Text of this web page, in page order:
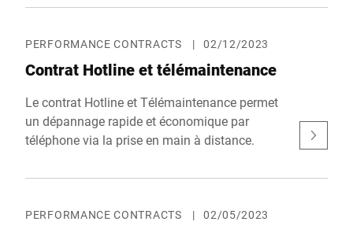
Votre demande *
Je confirme par la présente que j'accepte l'utilisation de mes
données pour traiter cette demande De plus amples informations
PERFORMANCE CONTRACTS | 02/12/2023
Contrat Hotline et télémaintenance
Le contrat Hotline et Télémaintenance permet
un dépannage rapide et économique par
téléphone via la prise en main à distance.
PERFORMANCE CONTRACTS | 02/05/2023